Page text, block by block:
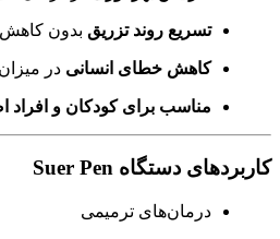
تسریع روند تزریق بدون
کاهش خطای انسانی در
مناسب برای کودکان و افراد
کاربردهای دستگاه Suer Pen
درمان‌های ترمیمی